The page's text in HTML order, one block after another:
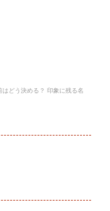
どう決める？ 印象に残る名